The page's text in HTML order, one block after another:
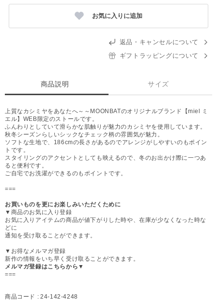
お気に入りに追加
返品・キャンセルについて
ギフトラッピングについて
商品説明 サイズ
上質なカシミヤをあなたへ～～MOONBATのオリジナルブランド【miel ミ
エル】WEB限定のストールです。
ふんわりとしていて滑らかな肌触りが魅力のカシミヤを使用しています。
秋冬シーズンらしいシックなチェック柄の雰囲気が魅力。
ソフトな生地で、186cmの長さがあるのでアレンジがしやすいのもポイン
トです。
スタイリングのアクセントとしても映えるので、冬のお出かけ際に一つあ
ると便利です。
ご自宅でお洗濯ができるのもポイントです。
===
お買いものを更にお楽しみいただくために
▼商品のお気に入り登録
お気に入りアイテムの商品が値下がりした時や、在庫が少なくなった時な
どに
通知を受け取ることができます。
▼お得なメルマガ登録
新作の情報をいち早く受け取ることができます。
メルマガ登録はこちらから▼
===
商品コード : 24-142-4248